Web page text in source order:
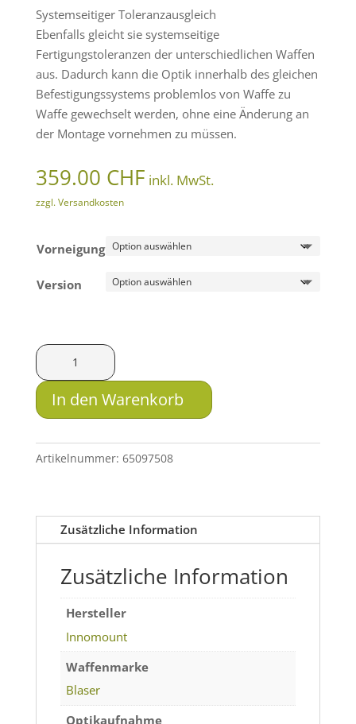
Systemseitiger Toleranzausgleich
Ebenfalls gleicht sie systemseitige
Fertigungstoleranzen der unterschiedlichen Waffen
aus. Dadurch kann die Optik innerhalb des gleichen
Befestigungssystems problemlos von Waffe zu
Waffe gewechselt werden, ohne eine Änderung an
der Montage vornehmen zu müssen.
359.00 CHF inkl. MwSt.
zzgl. Versandkosten
Vorneigung
Version
Innomount
Schnellspannmontage
ZERO
für
505-
Menge
In den Warenkorb
Artikelnummer: 65097508
Zusätzliche Information
Zusätzliche Information
Hersteller
Innomount
Waffenmarke
Blaser
Optikaufnahme